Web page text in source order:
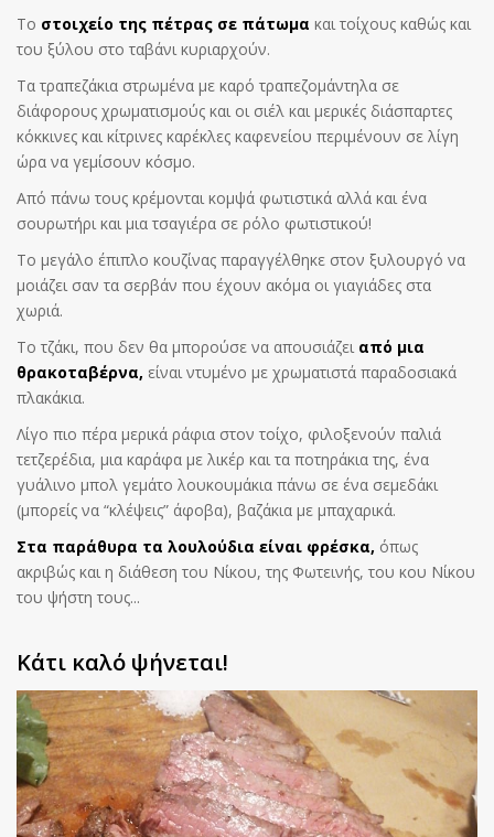
Το στοιχείο της πέτρας σε πάτωμα και τοίχους καθώς και
του ξύλου στο ταβάνι κυριαρχούν.
Τα τραπεζάκια στρωμένα με καρό τραπεζομάντηλα σε
διάφορους χρωματισμούς και οι σιέλ και μερικές διάσπαρτες
κόκκινες και κίτρινες καρέκλες καφενείου περιμένουν σε λίγη
ώρα να γεμίσουν κόσμο.
Από πάνω τους κρέμονται κομψά φωτιστικά αλλά και ένα
σουρωτήρι και μια τσαγιέρα σε ρόλο φωτιστικού!
Το μεγάλο έπιπλο κουζίνας παραγγέλθηκε στον ξυλουργό να
μοιάζει σαν τα σερβάν που έχουν ακόμα οι γιαγιάδες στα
χωριά.
Το τζάκι, που δεν θα μπορούσε να απουσιάζει από μια
θρακοταβέρνα, είναι ντυμένο με χρωματιστά παραδοσιακά
πλακάκια.
Λίγο πιο πέρα μερικά ράφια στον τοίχο, φιλοξενούν παλιά
τετζερέδια, μια καράφα με λικέρ και τα ποτηράκια της, ένα
γυάλινο μπολ γεμάτο λουκουμάκια πάνω σε ένα σεμεδάκι
(μπορείς να “κλέψεις” άφοβα), βαζάκια με μπαχαρικά.
Στα παράθυρα τα λουλούδια είναι φρέσκα, όπως
ακριβώς και η διάθεση του Νίκου, της Φωτεινής, του κου Νίκου
του ψήστη τους...
Κάτι καλό ψήνεται!